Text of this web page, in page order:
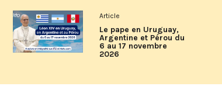
Article
Le pape en Uruguay,
Argentine et Pérou du
6 au 17 novembre
2026